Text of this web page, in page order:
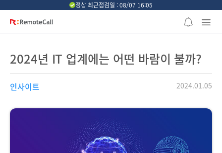
정상 최근점검일 : 08/07 16:05
2024년 IT 업계에는 어떤 바람이 불까?
인사이트 2024.01.05